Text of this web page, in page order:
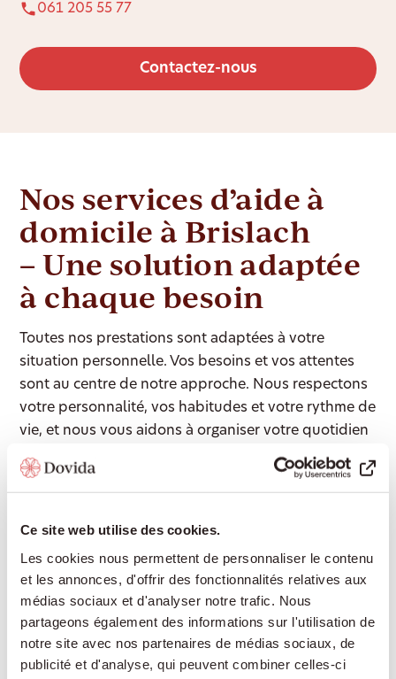
Ce site web utilise des cookies.
Les cookies nous permettent de personnaliser le contenu
et les annonces, d'offrir des fonctionnalités relatives aux
médias sociaux et d'analyser notre trafic. Nous
partageons également des informations sur l'utilisation de
notre site avec nos partenaires de médias sociaux, de
publicité et d'analyse, qui peuvent combiner celles-ci
061 205 55 77
Contactez-nous
Nos services d’aide à
domicile à Brislach
– Une solution adaptée
à chaque besoin
Toutes nos prestations sont adaptées à votre
situation personnelle. Vos besoins et vos attentes
sont au centre de notre approche. Nous respectons
votre personnalité, vos habitudes et votre rythme de
vie, et nous vous aidons à organiser votre quotidien
selon vos souhaits.
Accompagnement 24/24
Une présence rassurante de jour comme de
nuit, pour continuer à vivre chez soi en toute
sécurité sans devoir déménager en
établissement médico-social.